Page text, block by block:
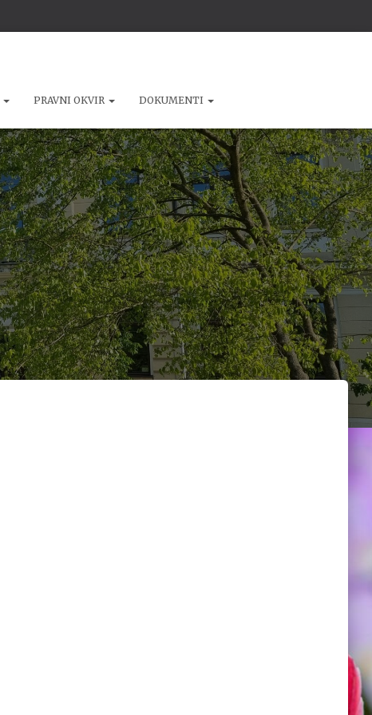
PRAVNI OKVIR DOKUMENTI